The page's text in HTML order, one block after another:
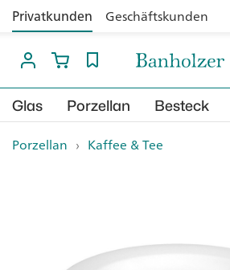
Privatkunden Geschäftskunden
Glas Porzellan Besteck
Porzellan › Kaffee & Tee